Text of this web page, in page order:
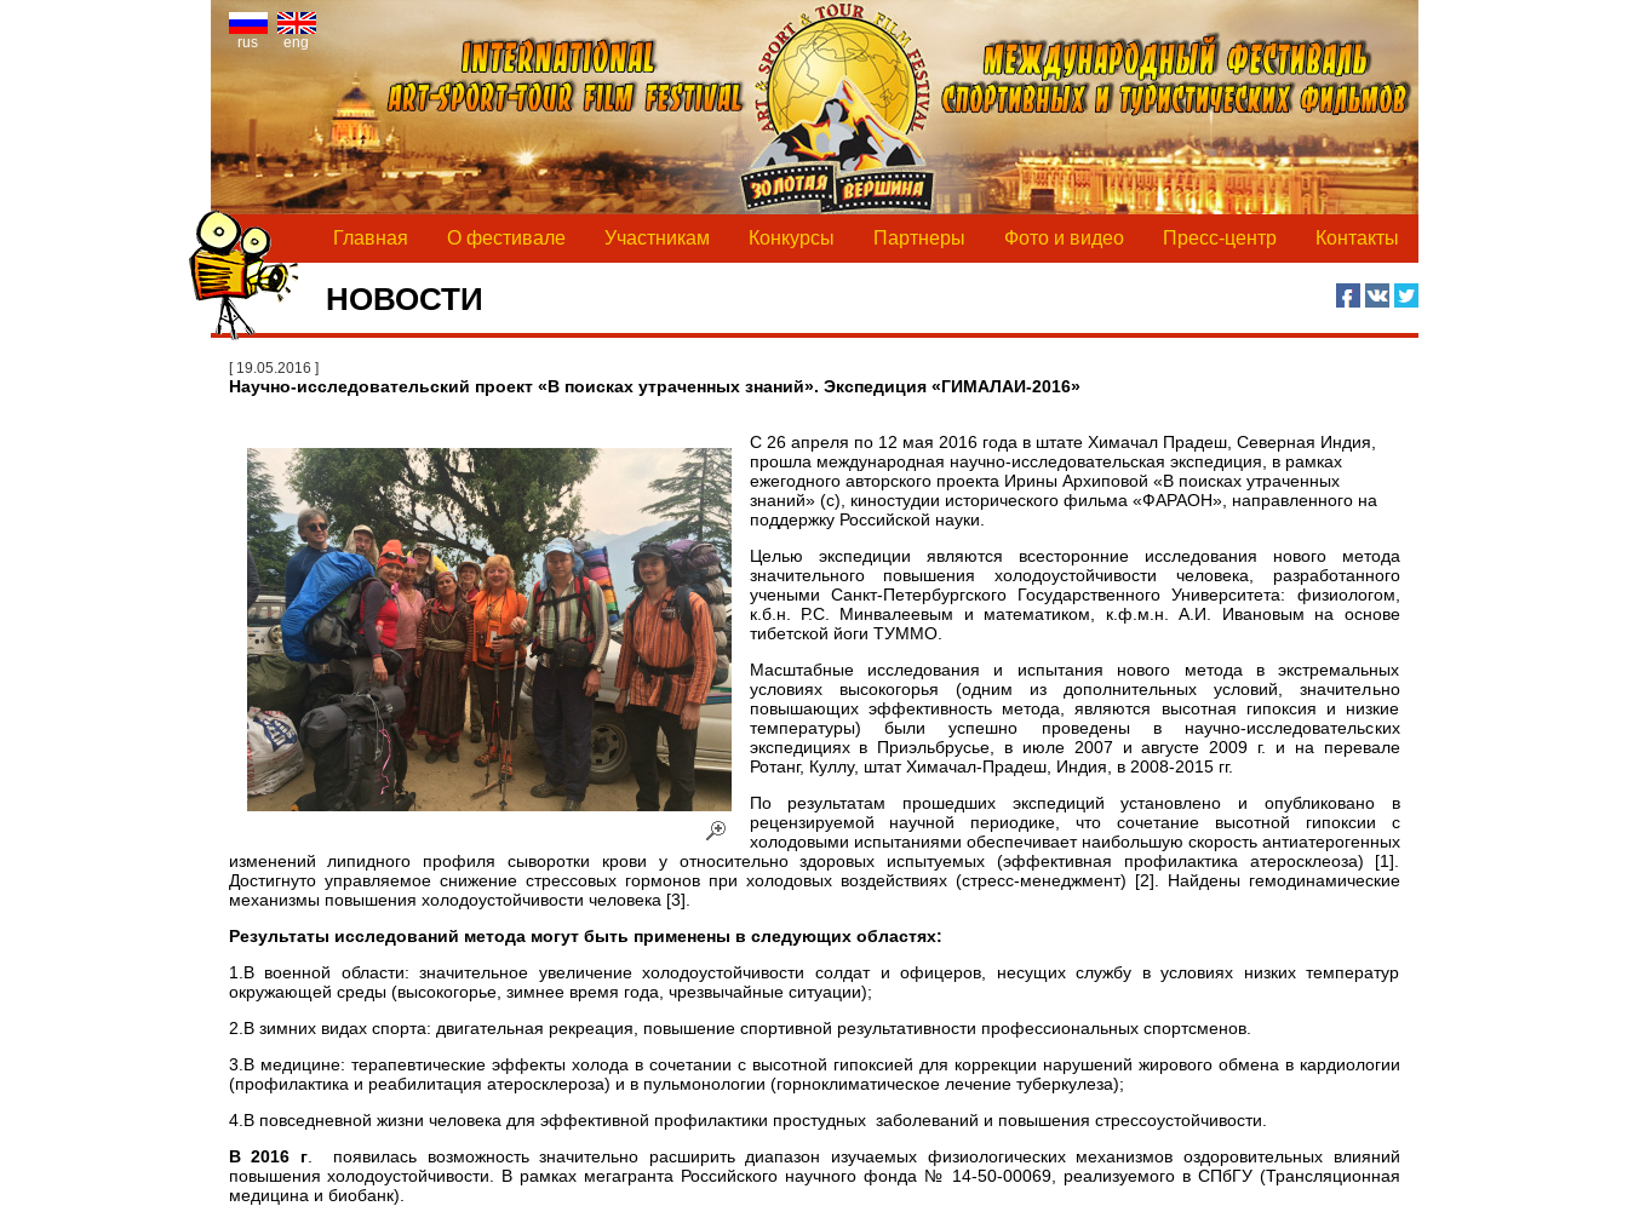
rus eng
Главная О фестивале Участникам Конкурсы Партнеры Фото и видео Пресс-центр Контакты
НОВОСТИ
[ 19.05.2016 ]
Научно-исследовательский проект «В поисках утраченных знаний». Экспедиция «ГИМАЛАИ-2016»
С 26 апреля по 12 мая 2016 года в штате Химачал Прадеш, Северная Индия,
прошла международная научно-исследовательская экспедиция, в рамках
ежегодного авторского проекта Ирины Архиповой «В поисках утраченных
знаний» (с), киностудии исторического фильма «ФАРАОН», направленного на
поддержку Российской науки.
Целью экспедиции являются всесторонние исследования нового метода
значительного повышения холодоустойчивости человека, разработанного
учеными Санкт-Петербургского Государственного Университета: физиологом,
к.б.н. Р.С. Минвалеевым и математиком, к.ф.м.н. А.И. Ивановым на основе
тибетской йоги ТУММО.
Масштабные исследования и испытания нового метода в экстремальных
условиях высокогорья (одним из дополнительных условий, значительно
повышающих эффективность метода, являются высотная гипоксия и низкие
температуры) были успешно проведены в научно-исследовательских
экспедициях в Приэльбрусье, в июле 2007 и августе 2009 г. и на перевале
Ротанг, Куллу, штат Химачал-Прадеш, Индия, в 2008-2015 гг.
По результатам прошедших экспедиций установлено и опубликовано в
рецензируемой научной периодике, что сочетание высотной гипоксии с
холодовыми испытаниями обеспечивает наибольшую скорость антиатерогенных
изменений липидного профиля сыворотки крови у относительно здоровых испытуемых (эффективная профилактика атеросклеоза) [1].
Достигнуто управляемое снижение стрессовых гормонов при холодовых воздействиях (стресс-менеджмент) [2]. Найдены гемодинамические
механизмы повышения холодоустойчивости человека [3].
Результаты исследований метода могут быть применены в следующих областях:
1.В военной области: значительное увеличение холодоустойчивости солдат и офицеров, несущих службу в условиях низких температур
окружающей среды (высокогорье, зимнее время года, чрезвычайные ситуации);
2.В зимних видах спорта: двигательная рекреация, повышение спортивной результативности профессиональных спортсменов.
3.В медицине: терапевтические эффекты холода в сочетании с высотной гипоксией для коррекции нарушений жирового обмена в кардиологии
(профилактика и реабилитация атеросклероза) и в пульмонологии (горноклиматическое лечение туберкулеза);
4.В повседневной жизни человека для эффективной профилактики простудных заболеваний и повышения стрессоустойчивости.
В 2016 г. появилась возможность значительно расширить диапазон изучаемых физиологических механизмов оздоровительных влияний
повышения холодоустойчивости. В рамках мегагранта Российского научного фонда № 14-50-00069, реализуемого в СПбГУ (Трансляционная
медицина и биобанк).